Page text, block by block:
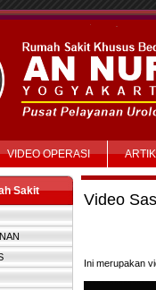
VIDEO OPERASI
Sakit Video
Ini merupakan